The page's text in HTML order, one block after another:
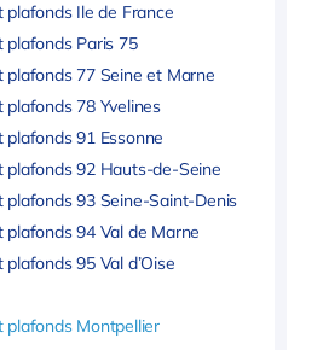
plafonds Ile de France
plafonds Paris 75
plafonds 77 Seine et Marne
plafonds 78 Yvelines
91 Essonne
plafonds 92 Hauts-de-Seine
plafonds 93 Seine-Saint-Denis
plafonds 94 Val de Marne
95 Val d’Oise
plafonds Montpellier